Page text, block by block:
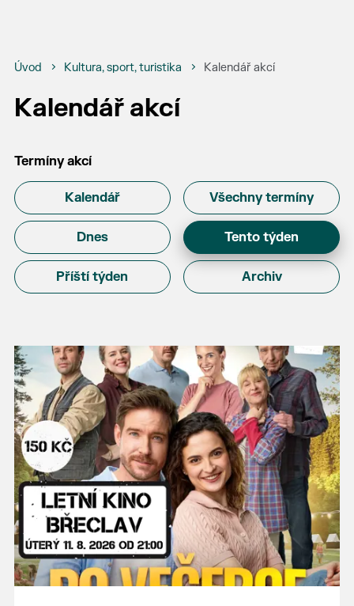
Úvod Kultura, sport, turistika Kalendář akcí
Kalendář akcí
Termíny akcí
Kalendář Všechny termíny
Dnes Tento týden
Příští týden Archiv